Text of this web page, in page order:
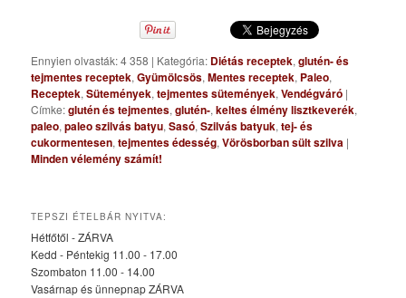
Ennyien olvasták: 4 358 | Kategória: Diétás receptek,glutén- és
tejmentes receptek,Gyümölcsös,Mentes receptek, Paleo,
Receptek,Sütemények,tejmentes sütemények,Vendégváró |
Címke:glutén és tejmentes,glutén-,keltes élmény lisztkeverék,
paleo,paleo szilvás batyu,Sasó,Szilvás batyuk,tej- és
cukormentesen,tejmentes édesség,Vörösborban sült szilva |
Minden vélemény számít!
TEPSZI ÉTELBÁR NYITVA:
Hétfőtől - ZÁRVA
Kedd - Péntekig 11.00 - 17.00
Szombaton 11.00 - 14.00
Vasárnap és ünnepnap ZÁRVA